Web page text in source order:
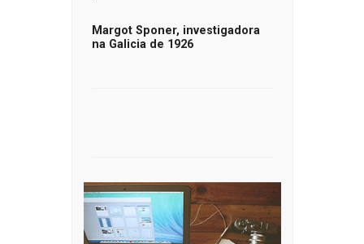
Margot Sponer, investigadora
na Galicia de 1926